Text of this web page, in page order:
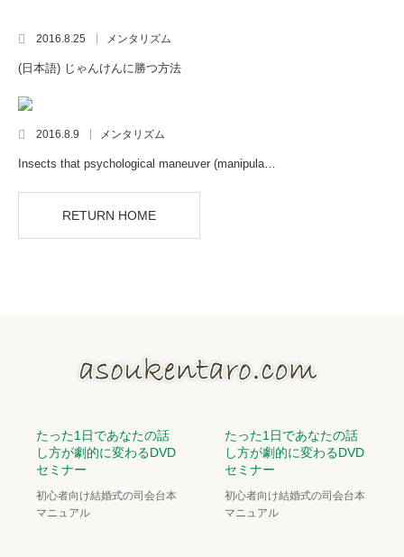
2016.8.25 メンタリズム
(日本語) じゃんけんに勝つ方法
2016.8.9 メンタリズム
Insects that psychological maneuver (manipula…
RETURN HOME
たった1日であなたの話
し方が劇的に変わるDVD
セミナー
初心者向け結婚式の司会台本
マニュアル
たった1日であなたの話
し方が劇的に変わるDVD
セミナー
初心者向け結婚式の司会台本
マニュアル